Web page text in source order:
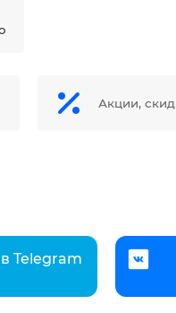
Акции,
Telegram